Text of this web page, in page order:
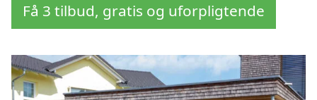
Få 3 tilbud, gratis og uforpligtende